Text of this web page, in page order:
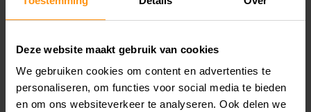
Deze website maakt gebruik van cookies
We gebruiken cookies om content en advertenties te
personaliseren, om functies voor social media te bieden
en om ons websiteverkeer te analyseren. Ook delen we
minder fel reageert en zorgt tevens voor een
meer verdeelde vermogensafgifte.
Modus Comfort ©: Ook wel de vriendelijkste rij